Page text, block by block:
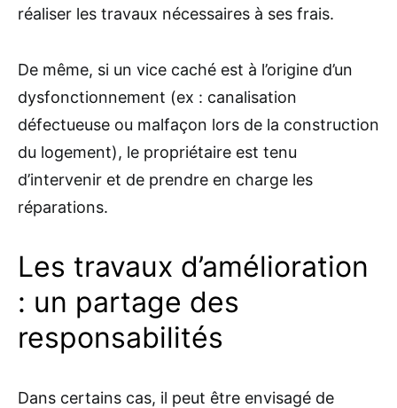
réaliser les travaux nécessaires à ses frais.
De même, si un vice caché est à l’origine d’un
dysfonctionnement (ex : canalisation
défectueuse ou malfaçon lors de la construction
du logement), le propriétaire est tenu
d’intervenir et de prendre en charge les
réparations.
Les travaux d’amélioration
: un partage des
responsabilités
Dans certains cas, il peut être envisagé de